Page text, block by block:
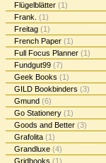
Flügelblätter (1)
Frank. (1)
Freitag (1)
French Paper (1)
Full Focus Planner (1)
Fundgut99 (7)
Geek Books (1)
GILD Bookbinders (3)
Gmund (6)
Go Stationery (1)
Goods and Better (3)
Grafolita (1)
Grandluxe (4)
Gridbooks (1)